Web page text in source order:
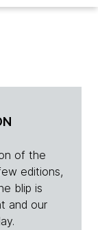
of the
editions,
blip is
and our